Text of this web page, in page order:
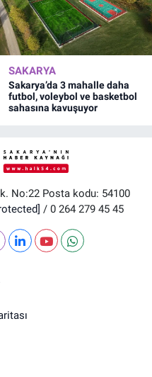
SAKARYA
Sakarya’da 3 mahalle daha
futbol, voleybol ve basketbol
sahasına kavuşuyor
No:22 Posta kodu: 54100
/ 0 264 279 45 45